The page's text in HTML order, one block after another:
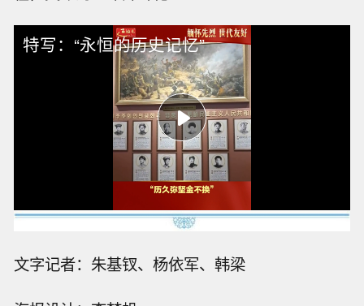
特写：“永恒的历史记忆”
文字记者：朱基钗、杨依军、韩梁